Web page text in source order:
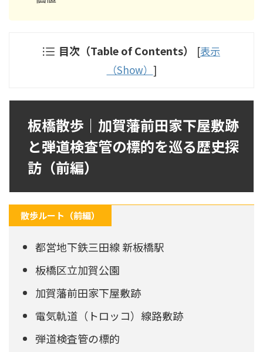
目次（Table of Contents） [表示
（Show） ]
板橋散歩｜加賀藩前田家下屋敷跡
と弾道検査管の標的を巡る歴史探
訪（前編）
散歩ルート（前編）
都営地下鉄三田線 新板橋駅
板橋区立加賀公園
加賀藩前田家下屋敷跡
電気軌道（トロッコ）線路敷跡
弾道検査管の標的